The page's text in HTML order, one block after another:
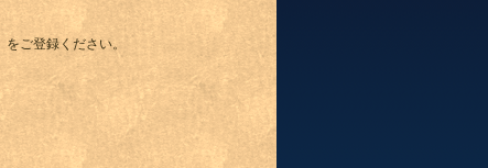
をご登録ください。